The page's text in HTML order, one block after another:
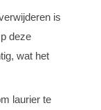
is
deze
wat het
laurier te